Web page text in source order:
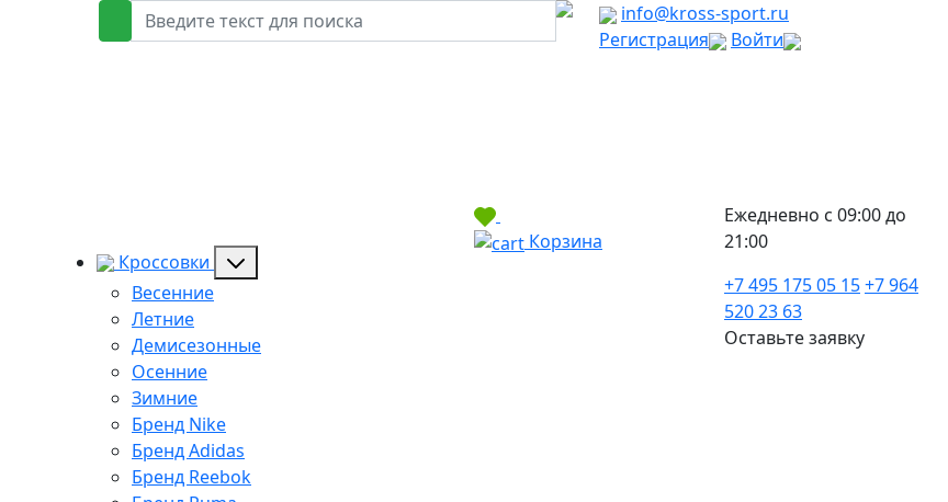
info@kross-sport.ru
Регистрация
Войти
Кроссовки
Весенние
Летние
Демисезонные
Осенние
Зимние
Бренд Nike
Бренд Adidas
Бренд Reebok
Корзина
Ежедневно с 09:00 до
21:00
+7 495 175 05 15+7 964
520 23 63
Оставьте заявку